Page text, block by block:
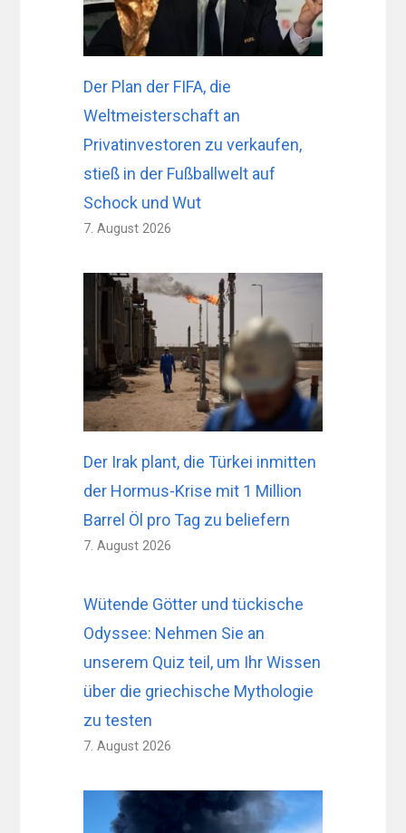
Der Plan der FIFA, die
Weltmeisterschaft an
Privatinvestoren zu verkaufen,
stieß in der Fußballwelt auf
Schock und Wut
7. August 2026
Der Irak plant, die Türkei inmitten
der Hormus-Krise mit 1 Million
Barrel Öl pro Tag zu beliefern
7. August 2026
Wütende Götter und tückische
Odyssee: Nehmen Sie an
unserem Quiz teil, um Ihr Wissen
über die griechische Mythologie
zu testen
7. August 2026